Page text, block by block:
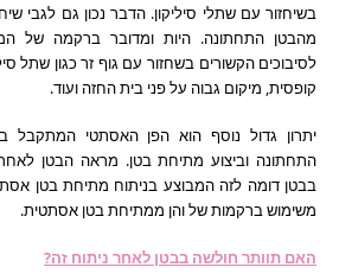
בשיחזור עם שתלי סיליקון. הדבר נכון גם לגבי
מהבטן התחתונה. היות ומדובר ברקמה של
לסיבוכים הקשורים בשחזור עם גוף זר כגון שתל
קופסית, מיקום גבוה על פני בית החזה ועוד.
יתרון גדול נוסף הוא הפן האסתטי
התחתונה וביצוע מתיחת בטן. מראה הבטן לאחר
בבטן דומה לזה המבוצע בניתוח מתיחת בטן
משימוש ברקמות של והן ממתיחת בטן אסתטית.
האם תוותר חולשה בבטן לאחר ניתוח זה?